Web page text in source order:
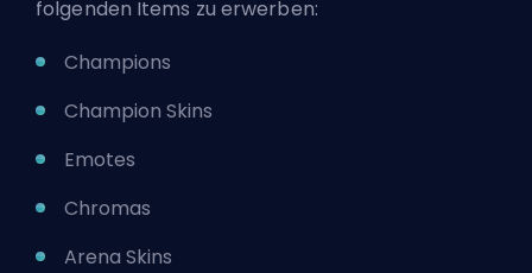
folgenden Items zu erwerben:
Champions
Champion Skins
Emotes
Chromas
Arena Skins